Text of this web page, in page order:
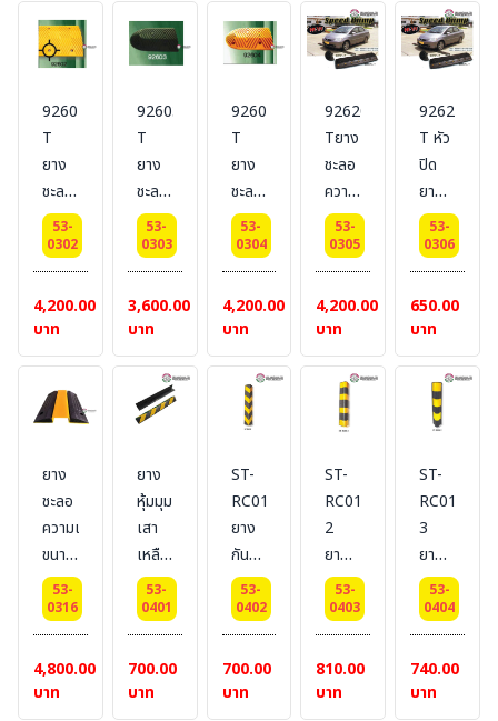
15
CM.
เหมาะ
สำหรับ
ปิคอัพ
หกล้อ
เล็ก
20
CM.
เหมาะ
สำหรับ
หกล้อ
และ
สิบล้อ
/
ใหญ่
20
CM.
x 10
cm.
x
L50
x H6
92602-
T
ยาง
ชะลอ
ความเร็ว
สี
เหลือง
BESTSAFE
#Size
:
x
L50
cm.
53-
0302
4,200.00
บาท
92603-
T
ยาง
ชะลอ
ความเร็ว
สีดำ
ท่อน
หัว -
ท้าย (
หัวมน
BESTSAFE
#Size
W40
x
L50
x H6
cm.
53-
0303
3,600.00
บาท
92604-
T
ยาง
ชะลอ
ความเร็ว
สี
เหลือง
ท่อน
หัว -
ท้าย
มน )
BESTSAFE
:
W40
x
L50
x H6
cm.
53-
0304
4,200.00
บาท
92620-
Tยาง
ชะลอ
ความเร็ว
สีดำ
BESTSAFE
#Size
W30
x
L100
x H5
cm.
53-
0305
4,200.00
บาท
92621-
T หัว
ปิด
ยาง
ชะลอ
ความเร็ว
สะท้อน
แสง
(สีดำ)
BESTSAFE
#Size
W30
L100
x H5
cm.
53-
0306
650.00
บาท
ยาง
ชะลอ
ความเร็ว
ขนาด
41x52x7
cm.
พร้อม
ช่อง
เหล็ก
ใส่
53-
0316
4,800.00
บาท
ยาง
หุ้มมุม
เสา
เหลือง/
ดำ
BESTSAFE
#Size
: 80
x 10
x 10
53-
0401
700.00
บาท
ST-
RC01
ยาง
กันชน
ขอบ
เสา
800*100*10
mm.
ยี่ห้อ
BESTSAFE
53-
0402
700.00
บาท
ST-
RC01-
2
ยาง
กันชน
ขอบ
เสา
ขนาด
800*120*23
mm.
53-
0403
810.00
บาท
ST-
RC01-
3
ยาง
กันชน
ขอบ
เสา
ขนาด
mm.
53-
0404
740.00
บาท